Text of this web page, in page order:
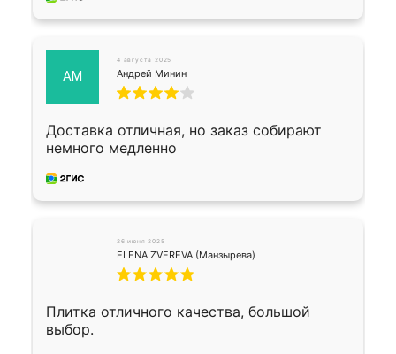
АМ
4 августа 2025
Андрей Минин
Доставка отличная, но заказ собирают
немного медленно
26 июня 2025
ELENA ZVEREVA (Манзырева)
Плитка отличного качества, большой
выбор.